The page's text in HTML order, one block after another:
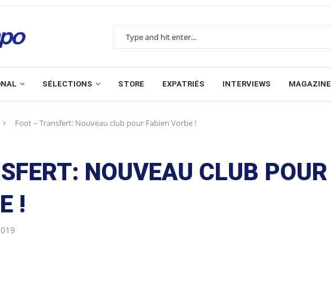
SÉLECTIONS STORE EXPATRIÉS INTERVIEWS MAGAZINE
Foot – Transfert: Nouveau club pour Fabien Vorbe !
NOUVEAU CLUB POUR
!